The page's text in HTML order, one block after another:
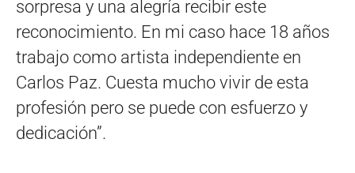
sorpresa y una alegría recibir este
reconocimiento. En mi caso hace 18 años
trabajo como artista independiente en
Carlos Paz. Cuesta mucho vivir de esta
profesión pero se puede con esfuerzo y
dedicación”.